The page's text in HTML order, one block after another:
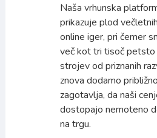
Naša vrhunska
prikazuje plod
online iger, pri čemer
več kot tri tisoč petsto
strojev od priznanih
znova dodamo
zagotavlja, da naši
dostopajo nemoteno
na trgu.